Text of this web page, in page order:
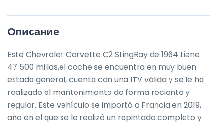
Описание
Este Chevrolet Corvette C2 StingRay de 1964 tiene
47 500 millas,el coche se encuentra en muy buen
estado general, cuenta con una ITV válida y se le ha
realizado el mantenimiento de forma reciente y
regular. Este vehículo se importó a Francia en 2019,
año en el que se le realizó un repintado completo y